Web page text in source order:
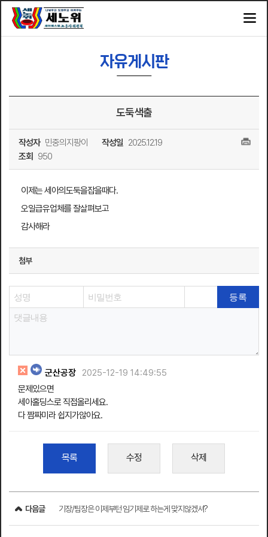
자유게시판
도둑색출
작성자 민중의지팡이 작성일 2025.12.19
조회
950
이제는 세아의도둑을잡을때다.
오일급유업체를 잘살펴보고
감사해라
첨부
군산공장
2025-12-19 14:49:55
문제있으면
세아홀딩스로 직접올리세요.
다 짬짜미라 쉽지가않아요.
목록 수정 삭제
다음글 기장/팀장은 이제부턴 임기제로 하는게 맞지않겠셔?